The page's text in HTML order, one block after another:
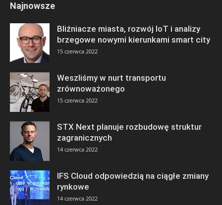
Najnowsze
Bliźniacze miasta, rozwój IoT i analizy
brzegowe nowymi kierunkami smart city
15 czerwca 2022
Weszliśmy w nurt transportu
zrównoważonego
15 czerwca 2022
STX Next planuje rozbudowę struktur
zagranicznych
14 czerwca 2022
IFS Cloud odpowiedzią na ciągłe zmiany
rynkowe
14 czerwca 2022